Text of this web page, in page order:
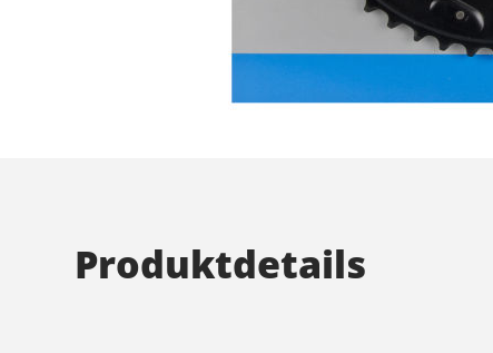
Produktdetails